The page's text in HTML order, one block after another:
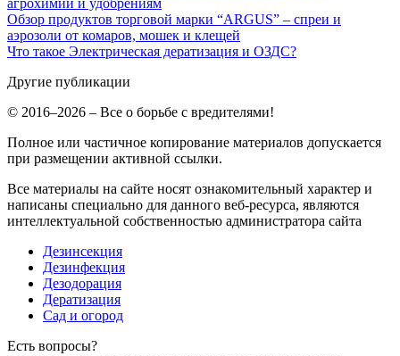
агрохимии и удобрениям
Обзор продуктов торговой марки “ARGUS” – спреи и
аэрозоли от комаров, мошек и клещей
Что такое Электрическая дератизация и ОЗДС?
Другие публикации
© 2016–2026 – Все о борьбе с вредителями!
Полное или частичное копирование материалов допускается
при размещении активной ссылки.
Все материалы на сайте носят ознакомительный характер и
написаны специально для данного веб-ресурса, являются
интеллектуальной собственностью администратора сайта
Дезинсекция
Дезинфекция
Дезодорация
Дератизация
Сад и огород
Есть вопросы?